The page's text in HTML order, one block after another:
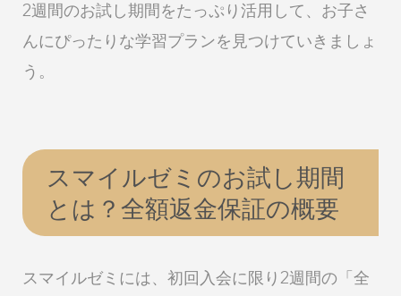
2週間のお試し期間をたっぷり活用して、お子さ
んにぴったりな学習プランを見つけていきましょ
う。
スマイルゼミのお試し期間
とは？全額返金保証の概要
スマイルゼミには、初回入会に限り2週間の「全